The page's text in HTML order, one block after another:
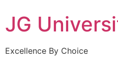
content
JG
Excellence By Choice